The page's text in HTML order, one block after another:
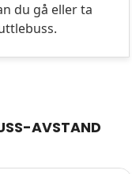
du gå eller ta
AVSTAND